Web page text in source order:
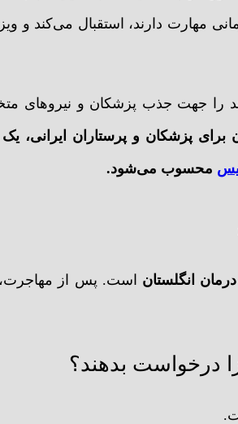
مهارت دارند، استقبال می‌کند و
که دولت انگلستان، حدود 15 میلیون پوند را جهت جذب
برای پزشکان و پرستاران ایرانی،
محسوب می‌شود.
انگلستان است. پس از مهاجرت،
درخواست بدهند؟